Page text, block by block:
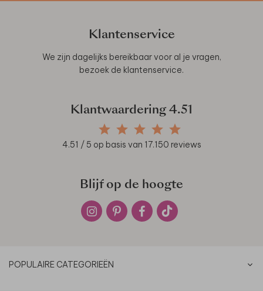
Klantenservice
We zijn dagelijks bereikbaar voor al je vragen,
bezoek de klantenservice.
Klantwaardering 4.51
4.51 / 5 op basis van 17.150 reviews
Blijf op de hoogte
POPULAIRE CATEGORIEËN